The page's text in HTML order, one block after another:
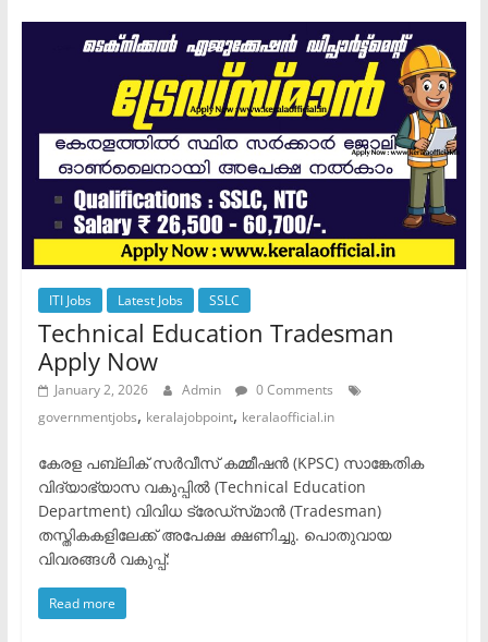
ITI Jobs Latest Jobs SSLC
Technical Education Tradesman
Apply Now
January 2, 2026 Admin
0 Comments
governmentjobs, keralajobpoint, keralaofficial.in
കേരള പബ്ലിക് സർവീസ് കമ്മീഷൻ (KPSC) സാങ്കേതിക
വിദ്യാഭ്യാസ വകുപ്പിൽ (Technical Education
Department) വിവിധ ട്രേഡ്‌സ്‌മാൻ (Tradesman)
തസ്തികകളിലേക്ക് അപേക്ഷ ക്ഷണിച്ചു. പൊതുവായ
വിവരങ്ങൾ ​വകുപ്പ്:
Read more